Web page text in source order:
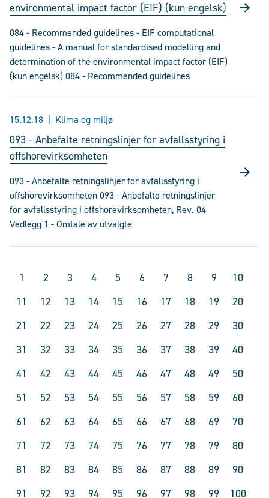
environmental impact factor (EIF) (kun engelsk)
084 - Recommended guidelines - EIF computational
guidelines - A manual for standardised modelling and
determination of the environmental impact factor (EIF)
(kun engelsk) 084 - Recommended guidelines
15.12.18 Klima og miljø
093 - Anbefalte retningslinjer for avfallsstyring i
offshorevirksomheten
093 - Anbefalte retningslinjer for avfallsstyring i
offshorevirksomheten 093 - Anbefalte retningslinjer
for avfallsstyring i offshorevirksomheten, Rev. 04
Vedlegg 1 - Omtale av utvalgte
1 2 3 4 5 6 7 8 9
10
11
12 13 14 15 16 17 18 19
20
21
22 23 24 25 26 27 28 29
30
31
32 33 34 35 36 37 38 39
40
41
42 43 44 45 46 47 48 49
50
51
52 53 54 55 56 57 58 59
60
61
62 63 64 65 66 67 68 69
70
71
72 73 74 75 76 77 78 79
80
81
82 83 84 85 86 87 88 89
90
91
92 93 94 95 96 97 98 99
100